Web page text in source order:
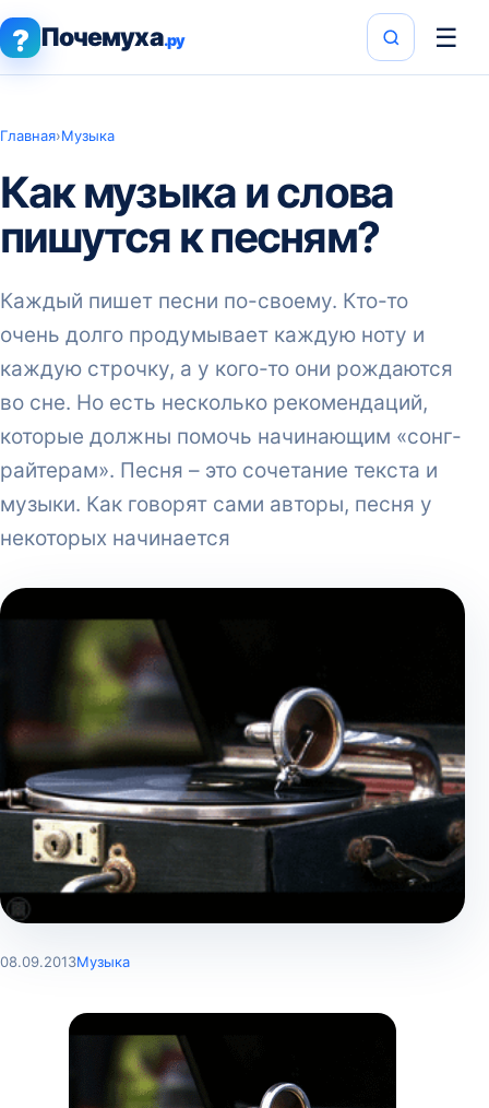
? Почемуха.ру ☰
Главная›Музыка
Как музыка и слова
пишутся к песням?
Каждый пишет песни по-своему. Кто-то
очень долго продумывает каждую ноту и
каждую строчку, а у кого-то они рождаются
во сне. Но есть несколько рекомендаций,
которые должны помочь начинающим «сонг-
райтерам». Песня – это сочетание текста и
музыки. Как говорят сами авторы, песня у
некоторых начинается
08.09.2013Музыка